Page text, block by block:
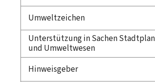
Umweltzeichen
Unterstützung in Sachen
und Umweltwesen
Hinweisgeber